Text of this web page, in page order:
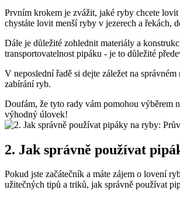
Prvním ⁢krokem je zvážit, jaké ryby chcete⁢
chystáte lovit ⁤menší ryby v jezerech a ​řekách,
Dále je důležité zohlednit ⁣materiály a
transportovatelnost pipáku ​- je to důležité
V neposlední řadě si⁢ dejte ⁤záležet na
zabírání ⁣ryb.
Doufám, že‌ tyto rady vám pomohou výběrem‌
výhodný úlovek!
2. Jak⁢ správně používat
Pokud‍ jste začátečník a máte zájem o lovení
užitečných ⁤tipů ⁣a triků, ‍jak správně používat